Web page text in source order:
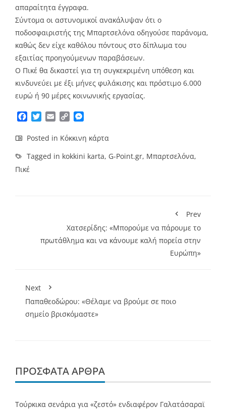
απαραίτητα έγγραφα.
Σύντομα οι αστυνομικοί ανακάλυψαν ότι ο
ποδοσφαιριστής της Μπαρτσελόνα οδηγούσε παράνομα,
καθώς δεν είχε καθόλου πόντους στο δίπλωμα του
εξαιτίας προηγούμενων παραβάσεων.
Ο Πικέ θα δικαστεί για τη συγκεκριμένη υπόθεση και
κινδυνεύει με έξι μήνες φυλάκισης και πρόστιμο 6.000
ευρώ ή 90 μέρες κοινωνικής εργασίας.
Facebook
TwitterEmailCopy
Posted in Κόκκινη κάρτα
Tagged in kokkini karta, G-Point.gr, Μπαρτσελόνα,
Πικέ
Prev
Χατσερίδης: «Μπορούμε να πάρουμε το
πρωτάθλημα και να κάνουμε καλή πορεία στην
Ευρώπη»
Next
Παπαθεοδώρου: «Θέλαμε να βρούμε σε ποιο
σημείο βρισκόμαστε»
ΠΡΌΣΦΑΤΑ ΆΡΘΡΑ
Τούρκικα σενάρια για «ζεστό» ενδιαφέρον Γαλατάσαραϊ